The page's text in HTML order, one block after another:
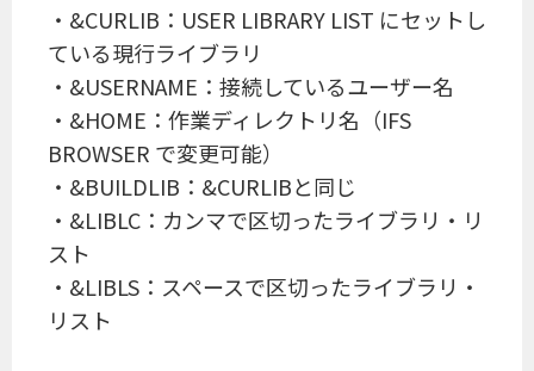
・&CURLIB：USER LIBRARY LIST にセットし
ている現行ライブラリ
・&USERNAME：接続しているユーザー名
・&HOME：作業ディレクトリ名（IFS
BROWSER で変更可能）
・&BUILDLIB：&CURLIBと同じ
・&LIBLC：カンマで区切ったライブラリ・リ
スト
・&LIBLS：スペースで区切ったライブラリ・
リスト